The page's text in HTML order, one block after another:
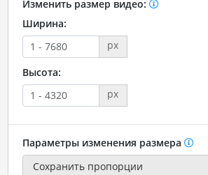
Изменить размер видео:
Ширина:
px
Высота:
px
Параметры изменения размера